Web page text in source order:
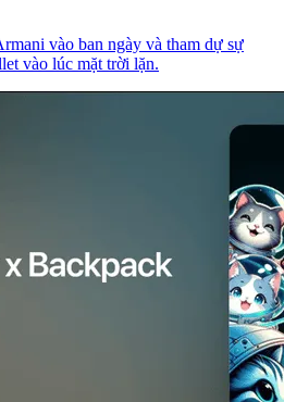
vào ban ngày và tham dự sự
vào lúc mặt trời lặn.